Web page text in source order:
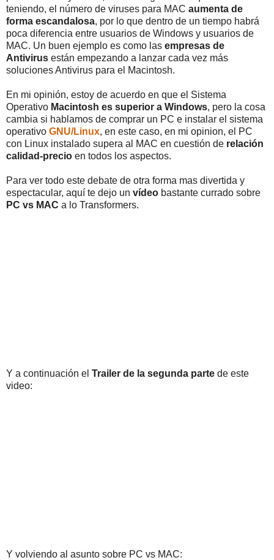
teniendo, el número de viruses para MAC aumenta de
forma escandalosa, por lo que dentro de un tiempo habrá
poca diferencia entre usuarios de Windows y usuarios de
MAC. Un buen ejemplo es como las empresas de
Antivirus están empezando a lanzar cada vez más
soluciones Antivirus para el Macintosh.
En mi opinión, estoy de acuerdo en que el Sistema
Operativo Macintosh es superior a Windows, pero la cosa
cambia si hablamos de comprar un PC e instalar el sistema
operativo GNU/Linux, en este caso, en mi opinion, el PC
con Linux instalado supera al MAC en cuestión de relación
calidad-precio en todos los aspectos.
Para ver todo este debate de otra forma mas divertida y
espectacular, aquí te dejo un vídeo bastante currado sobre
PC vs MAC a lo Transformers.
Y a continuación el Trailer de la segunda parte de este
video:
Y volviendo al asunto sobre PC vs MAC: